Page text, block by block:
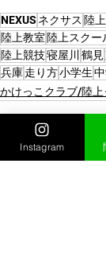
NEXUS ネクサス 陸上
陸上教室 陸上スクー
陸上競技寝屋川 鶴見
兵庫走り方小学生
かけっこクラブ/陸上
Instagram